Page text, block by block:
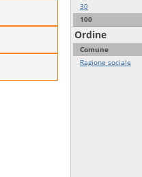
30
100
Ordine
Comune
Ragione sociale